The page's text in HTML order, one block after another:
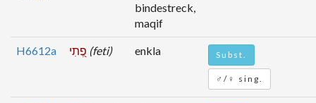
bindestreck,
maqif
H6612a (feti) enkla Subst.
♂/♀ sing.